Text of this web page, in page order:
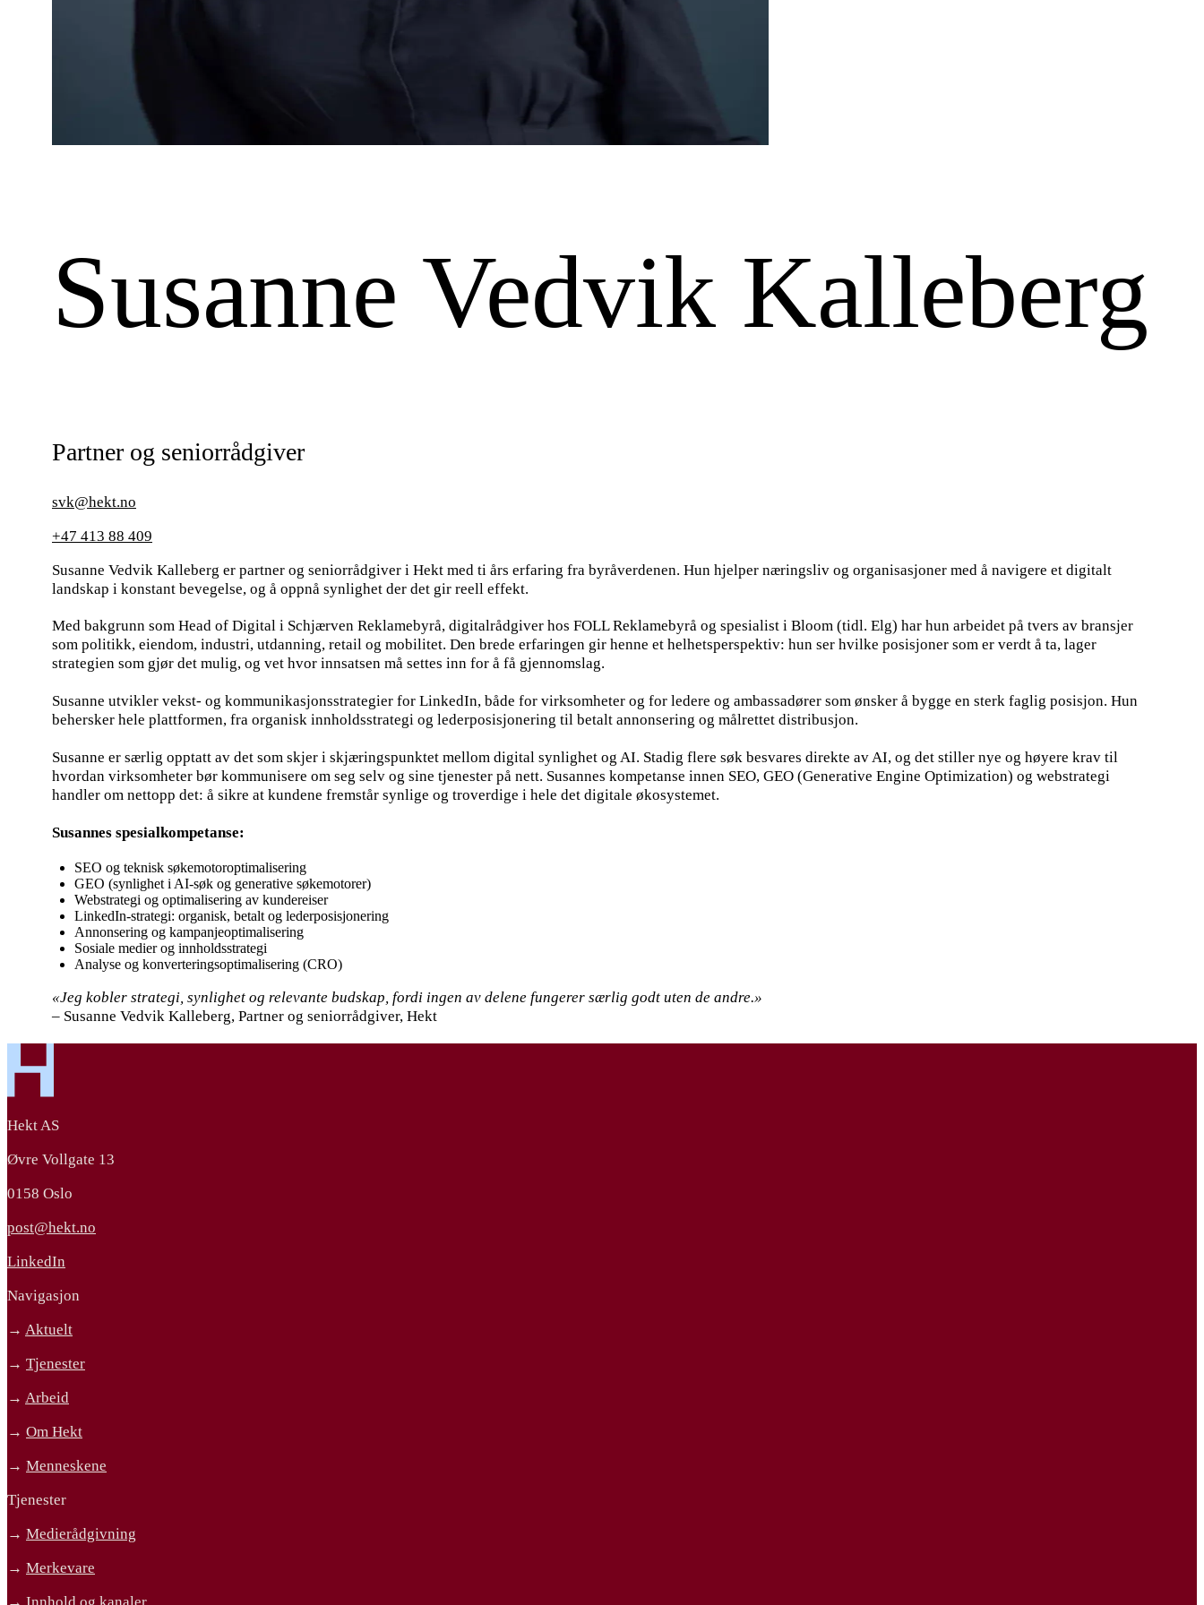
Susanne Vedvik Kalleberg
Partner og seniorrådgiver
svk@hekt.no
+47 413 88 409
Susanne Vedvik Kalleberg er partner og seniorrådgiver i Hekt med ti års erfaring fra byråverdenen. Hun hjelper næringsliv og organisasjoner med å navigere et digitalt
landskap i konstant bevegelse, og å oppnå synlighet der det gir reell effekt.
Med bakgrunn som Head of Digital i Schjærven Reklamebyrå, digitalrådgiver hos FOLL Reklamebyrå og spesialist i Bloom (tidl. Elg) har hun arbeidet på tvers av bransjer
som politikk, eiendom, industri, utdanning, retail og mobilitet. Den brede erfaringen gir henne et helhetsperspektiv: hun ser hvilke posisjoner som er verdt å ta, lager
strategien som gjør det mulig, og vet hvor innsatsen må settes inn for å få gjennomslag.
Susanne utvikler vekst- og kommunikasjonsstrategier for LinkedIn, både for virksomheter og for ledere og ambassadører som ønsker å bygge en sterk faglig posisjon. Hun
behersker hele plattformen, fra organisk innholdsstrategi og lederposisjonering til betalt annonsering og målrettet distribusjon.
Susanne er særlig opptatt av det som skjer i skjæringspunktet mellom digital synlighet og AI. Stadig flere søk besvares direkte av AI, og det stiller nye og høyere krav til
hvordan virksomheter bør kommunisere om seg selv og sine tjenester på nett. Susannes kompetanse innen SEO, GEO (Generative Engine Optimization) og webstrategi
handler om nettopp det: å sikre at kundene fremstår synlige og troverdige i hele det digitale økosystemet.
Susannes spesialkompetanse:
SEO og teknisk søkemotoroptimalisering
GEO (synlighet i AI-søk og generative søkemotorer)
Webstrategi og optimalisering av kundereiser
LinkedIn-strategi: organisk, betalt og lederposisjonering
Annonsering og kampanjeoptimalisering
Sosiale medier og innholdsstrategi
Analyse og konverteringsoptimalisering (CRO)
«Jeg kobler strategi, synlighet og relevante budskap, fordi ingen av delene fungerer særlig godt uten de andre.»
– Susanne Vedvik Kalleberg, Partner og seniorrådgiver, Hekt
Hekt AS
Øvre Vollgate 13
0158 Oslo
post@hekt.no
LinkedIn
Navigasjon
→ Aktuelt
→ Tjenester
→ Arbeid
→ Om Hekt
→ Menneskene
Tjenester
→ Medierådgivning
→ Merkevare